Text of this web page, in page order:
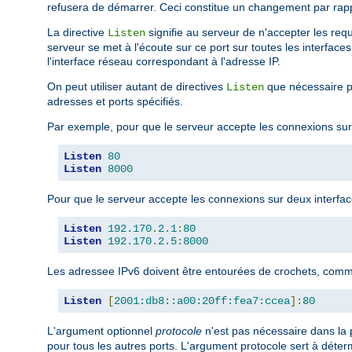
refusera de démarrer. Ceci constitue un changement par
La directive Listen signifie au serveur de n'accepter les
serveur se met à l'écoute sur ce port sur toutes les
l'interface réseau correspondant à l'adresse IP.
On peut utiliser autant de directives Listen que nécessaire
adresses et ports spécifiés.
Par exemple, pour que le serveur accepte les connexions
Listen 80
Listen 8000
Pour que le serveur accepte les connexions sur deux
Listen 192.170. 2.1: 80
Listen 192.170. 2.5: 8000
Les adressee IPv6 doivent être entourées de crochets,
Listen [2001:db8::a00:20ff:fea7:ccea]: 80
L'argument optionnel protocole n'est pas nécessaire dans
pour tous les autres ports. L'argument protocole sert à